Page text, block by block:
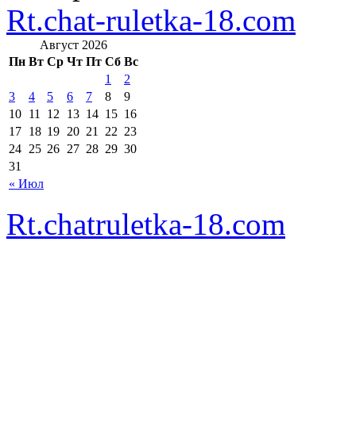
Rt.chat-ruletka-18.com
Август 2026
Пн Вт Ср Чт Пт Сб Вс
« Июл
1
2
3
4 5 6 7 8
9
10 11 12 13 14 15 16
17 18 19 20 21 22 23
24 25 26 27 28 29 30
31
Rt.chatruletka-18.com